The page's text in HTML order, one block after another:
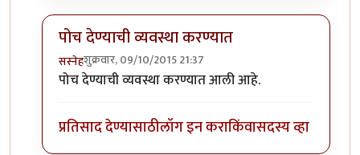
पोच देण्याची व्यवस्था करण्यात
सस्नेहशुक्रवार, 09/10/2015 21:37
In reply toज्यांनी पाठवलं त्यांच्यासाठीby
पोच देण्याची व्यवस्था करण्यात आली आहे.
प्रतिसाद देण्यासाठीलॉग इन कराकिंवासदस्य व्हा